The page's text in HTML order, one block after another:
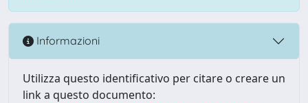
Informazioni
Utilizza questo identificativo per citare o creare un
link a questo documento: